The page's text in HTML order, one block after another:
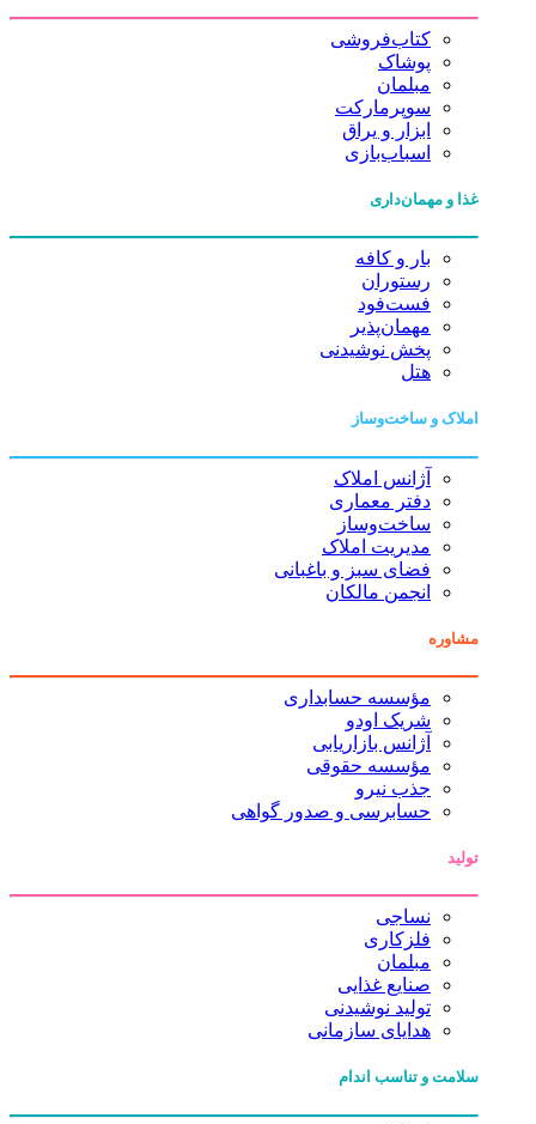
کتاب‌فروشی
پوشاک
مبلمان
سوپرمارکت
ابزار و یراق
اسباب‌بازی
غذا و مهمان‌داری
بار و کافه
رستوران
فست‌فود
مهمان‌پذیر
پخش نوشیدنی
هتل
املاک و ساخت‌وساز
آژانس املاک
دفتر معماری
ساخت‌وساز
مدیریت املاک
فضای سبز و باغبانی
انجمن مالکان
مشاوره
مؤسسه حسابداری
شریک اودو
آژانس بازاریابی
مؤسسه حقوقی
جذب نیرو
حسابرسی و صدور گواهی
تولید
نساجی
فلزکاری
مبلمان
صنایع غذایی
تولید نوشیدنی
هدایای سازمانی
سلامت و تناسب اندام